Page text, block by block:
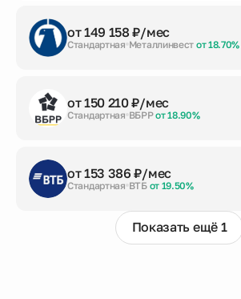
от 20%
первый взнос
до 30 лет
Заказать консультацию
Стандартная Металлинвест от 18.70%
от 149 158 ₽/мес
от 20%
первый взнос
до 30 лет
Заказать консультацию
Стандартная ВБРРот 18.90%
от 150 210 ₽/мес
от 20%
первый взнос
до 30 лет
Заказать консультацию
Стандартная ВТБ от 19.50%
от 153 386 ₽/мес
до 30 лет
срок кредита
Показать ещё 1